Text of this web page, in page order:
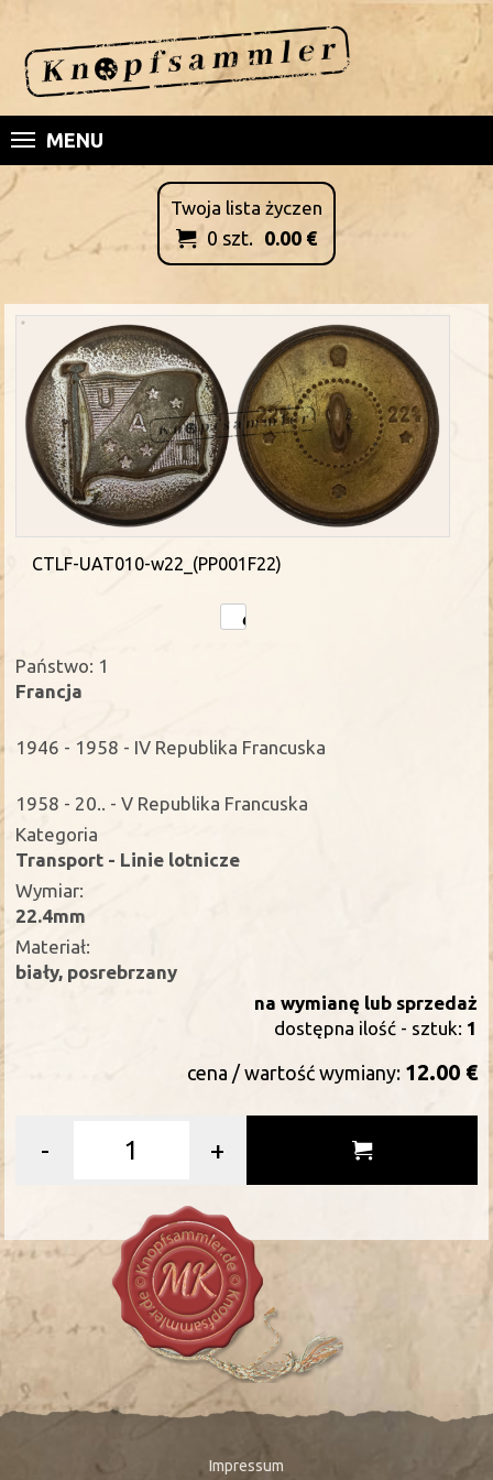
MENU
Twoja lista życzen
 0 szt. 0.00 €
CTLF-UAT010-w22_(PP001F22)
Państwo: 1
Francja
1946 - 1958 - IV Republika Francuska
1958 - 20.. - V Republika Francuska
Kategoria
Transport - Linie lotnicze
Wymiar:
22.4mm
Materiał:
biały, posrebrzany
na wymianę lub sprzedaż
dostępna ilość - sztuk: 1
cena / wartość wymiany: 12.00 €
- +
Impressum